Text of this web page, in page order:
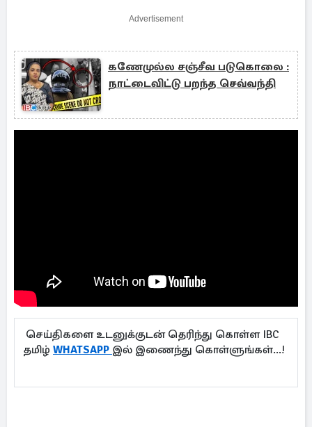
Advertisement
கணேமுல்ல சஞ்சீவ படுகொலை :
நாட்டைவிட்டு பறந்த செவ்வந்தி
செய்திகளை உடனுக்குடன் தெரிந்து கொள்ள IBC
தமிழ் WHATSAPP இல் இணைந்து கொள்ளுங்கள்...!